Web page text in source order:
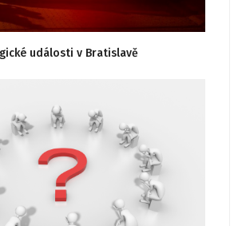
události v Bratislavě